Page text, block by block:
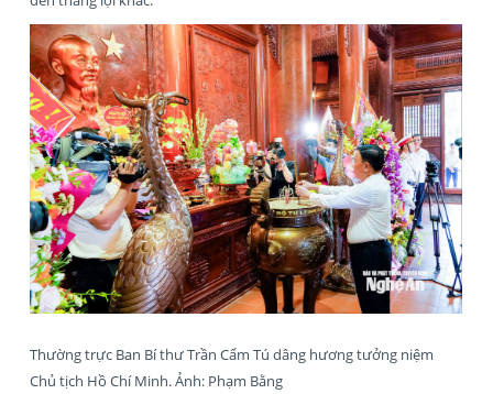
Thường trực Ban Bí thư Trần Cẩm Tú dâng hương tưởng niệm
Chủ tịch Hồ Chí Minh. Ảnh: Phạm Bằng